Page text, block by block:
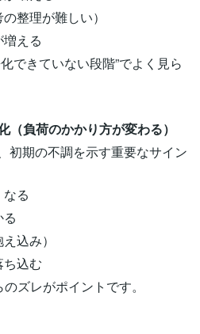
整理が難しい）
える
できていない段階”でよく見ら
（負荷のかかり方が変わる）
初期の不調を示す重要なサイン
る
込み）
込む
ズレがポイントです。